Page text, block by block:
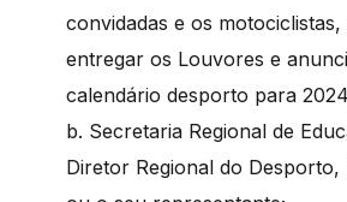
convidadas e os
entregar os Louvores e
calendário desporto para
b. Secretaria Regional de
Diretor Regional do Desporto,